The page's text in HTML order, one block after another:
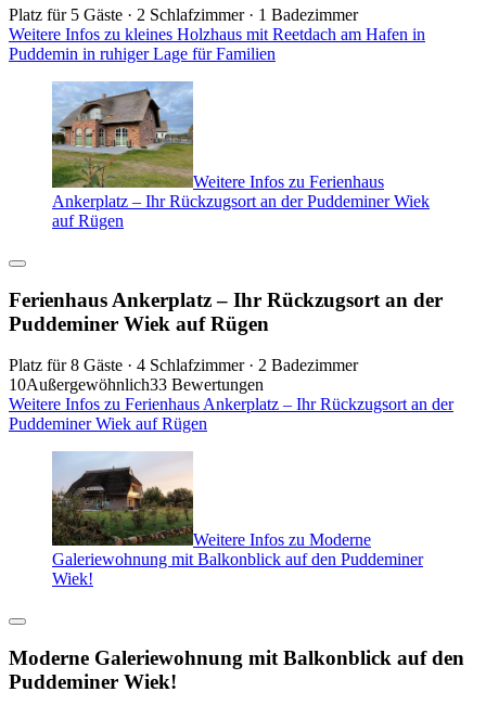
Platz für 5 Gäste · 2 Schlafzimmer · 1 Badezimmer
Weitere Infos zu kleines Holzhaus mit Reetdach am Hafen in
Puddemin in ruhiger Lage für Familien
Weitere Infos zu Ferienhaus
Ankerplatz – Ihr Rückzugsort an der Puddeminer Wiek
auf Rügen
Ferienhaus Ankerplatz – Ihr Rückzugsort an der
Puddeminer Wiek auf Rügen
Platz für 8 Gäste · 4 Schlafzimmer · 2 Badezimmer
10Außergewöhnlich33 Bewertungen
Weitere Infos zu Ferienhaus Ankerplatz – Ihr Rückzugsort an der
Puddeminer Wiek auf Rügen
Weitere Infos zu Moderne
Galeriewohnung mit Balkonblick auf den Puddeminer
Wiek!
Moderne Galeriewohnung mit Balkonblick auf den
Puddeminer Wiek!